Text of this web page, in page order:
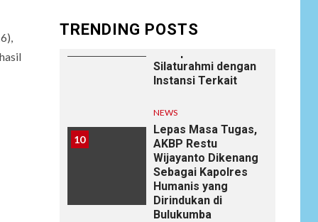
TRENDING POSTS
Laksanakan
Anjangsana Untuk
Silaturahmi dengan
Instansi Terkait
10
NEWS
Lepas Masa Tugas,
AKBP Restu
Wijayanto Dikenang
Sebagai Kapolres
Humanis yang
Dirindukan di
Bulukumba